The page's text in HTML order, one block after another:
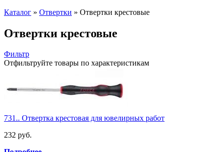
Каталог » Отвертки » Отвертки крестовые
Отвертки крестовые
Фильтр
Отфильтруйте товары по характеристикам
731.. Отвертка крестовая для ювелирных работ
232 руб.